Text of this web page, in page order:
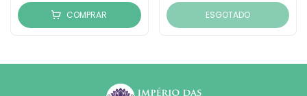
COMPRAR ESGOTADO